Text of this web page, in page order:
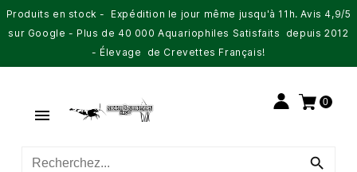
Produits en stock - Expédition le jour même jusqu'à 11h. Avis 4,9/5
sur Google - Plus de 40 000 Aquariophiles Satisfaits depuis 2012
- Élevage de Crevettes Français!

0
